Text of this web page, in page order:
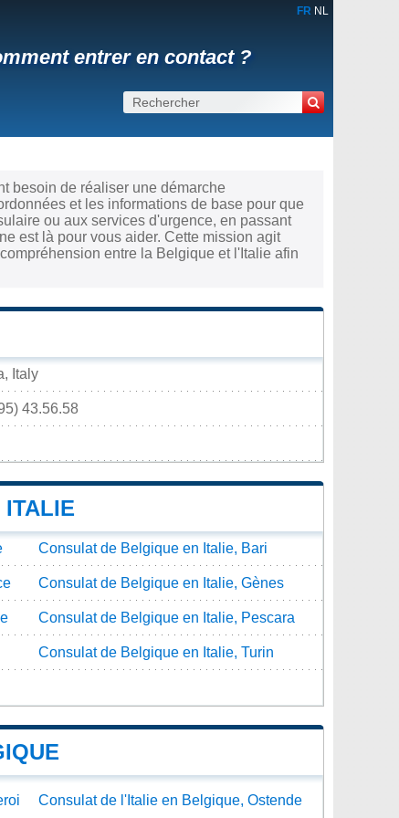
FR NL
entrer en contact ?
besoin de réaliser une démarche
et les informations de base pour que
ou aux services d'urgence, en passant
est là pour vous aider. Cette mission agit
entre la Belgique et l'Italie afin
Italy
43.56.58
ITALIE
Consulat de Belgique en Italie, Bari
Consulat de Belgique en Italie, Gènes
Consulat de Belgique en Italie, Pescara
Consulat de Belgique en Italie, Turin
Consulat de l'Italie en Belgique, Ostende